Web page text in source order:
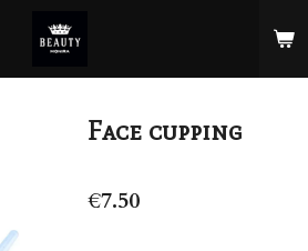
Face cupping
€7.50